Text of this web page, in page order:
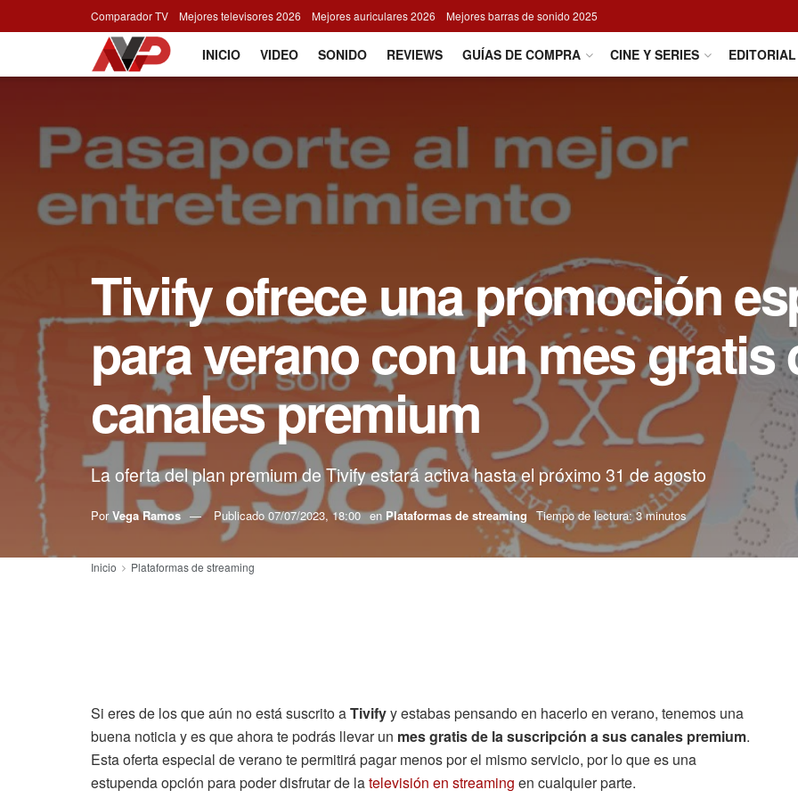
Comparador TV Mejores televisores 2026 Mejores auriculares 2026 Mejores barras de sonido 2025
INICIO VIDEO SONIDO REVIEWS GUÍAS DE COMPRA CINE Y SERIES EDITORIAL
Tivify ofrece una promoción
para verano con un mes gratis
canales premium
La oferta del plan premium de Tivify estará activa hasta el próximo 31 de agosto
Por Vega Ramos Publicado 07/07/2023, 18:00 en Plataformas de streaming Tiempo de lectura: 3 minutos
Inicio Plataformas de streaming
Si eres de los que aún no está suscrito aTivifyy estabas pensando en hacerlo en verano, tenemos una
buena noticia y es que ahora te podrás llevar un mes gratis de la suscripción a sus canales premium.
Esta oferta especial de verano te permitirá pagar menos por el mismo servicio, por lo que es una
estupenda opción para poder disfrutar de latelevisión en streaming en cualquier parte.